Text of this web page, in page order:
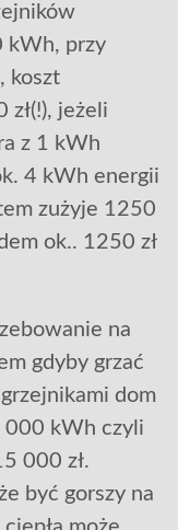
kWh, przy
koszt
jeżeli
z 1 kWh
4 kWh energii
zużyje 1250
ok.. 1250 zł
na
gdyby grzać
dom
000 kWh czyli
000 zł.
być gorszy na